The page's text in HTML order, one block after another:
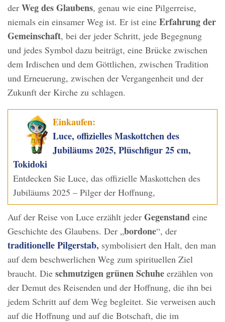
der Weg des Glaubens, genau wie eine Pilgerreise,
niemals ein einsamer Weg ist. Er ist eine Erfahrung der
Gemeinschaft, bei der jeder Schritt, jede Begegnung
und jedes Symbol dazu beiträgt, eine Brücke zwischen
dem Irdischen und dem Göttlichen, zwischen Tradition
und Erneuerung, zwischen der Vergangenheit und der
Zukunft der Kirche zu schlagen.
Einkaufen:
Luce, offizielles Maskottchen des
Jubiläums 2025, Plüschfigur 25 cm,
Tokidoki
Entdecken Sie Luce, das offizielle Maskottchen des
Jubiläums 2025 – Pilger der Hoffnung,
Auf der Reise von Luce erzählt jeder Gegenstand eine
Geschichte des Glaubens. Der „bordone“, der
traditionelle Pilgerstab, symbolisiert den Halt, den man
auf dem beschwerlichen Weg zum spirituellen Ziel
braucht. Die schmutzigen grünen Schuhe erzählen von
der Demut des Reisenden und der Hoffnung, die ihn bei
jedem Schritt auf dem Weg begleitet. Sie verweisen auch
auf die Hoffnung und auf die Botschaft, die im